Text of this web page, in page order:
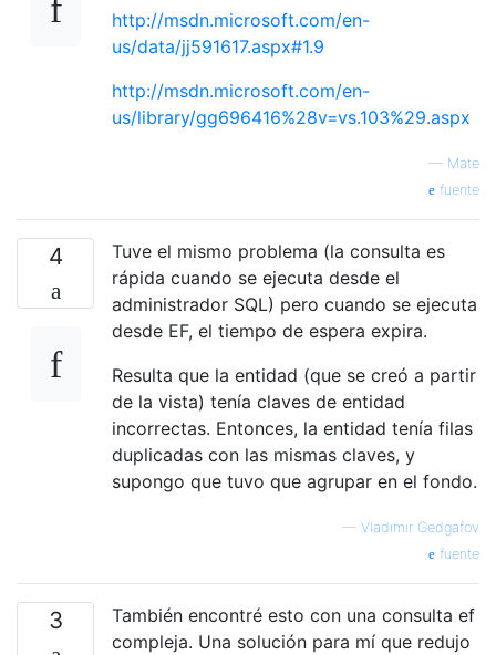
http://msdn.microsoft.com/en-
us/data/jj591617.aspx#1.9
http://msdn.microsoft.com/en-
us/library/gg696416%28v=vs.103%29.aspx
— Mate
fuente
4
Tuve el mismo problema (la consulta es
rápida cuando se ejecuta desde el
administrador SQL) pero cuando se ejecuta
desde EF, el tiempo de espera expira.
Resulta que la entidad (que se creó a partir
de la vista) tenía claves de entidad
incorrectas. Entonces, la entidad tenía filas
duplicadas con las mismas claves, y
supongo que tuvo que agrupar en el fondo.
— Vladimir Gedgafov
fuente
3
También encontré esto con una consulta ef
compleja. Una solución para mí que redujo